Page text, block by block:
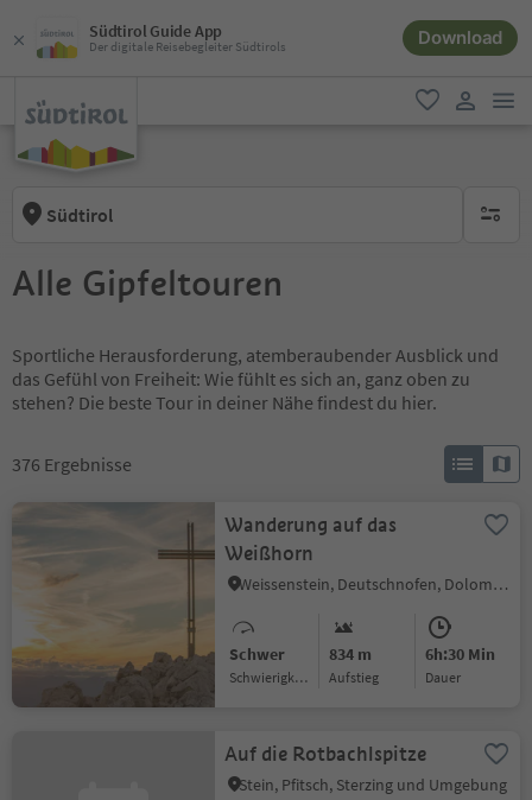
Südtirol Guide App
Der digitale Reisebegleiter Südtirols Download
favorit
Südtirol keine
Alle Gipfeltouren
Sportliche Herausforderung, atemberaubender Ausblick und
das Gefühl von Freiheit: Wie fühlt es sich an, ganz oben zu
stehen? Die beste Tour in deiner Nähe findest du hier.
376 Ergebnisse
Wanderung auf das
Weißhorn
Weissenstein, Deutschnofen, Dolomitenregion Eggental
Schwer
Schwierigkeitsgrad
834 m
Aufstieg
6h:30 Min
Dauer
Auf die Rotbachlspitze
Stein, Pfitsch, Sterzing und Umgebung